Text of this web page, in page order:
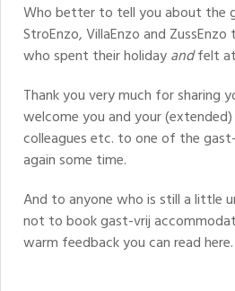
Who better to tell you about the
StroEnzo, VillaEnzo and
who spent their holidayandfelt at
Thank you very much for sharing
welcome you and your
colleagues etc. to one of the
again some time.
And to anyone who is still a little
not to book gast-vrij
warm feedback you can read here.